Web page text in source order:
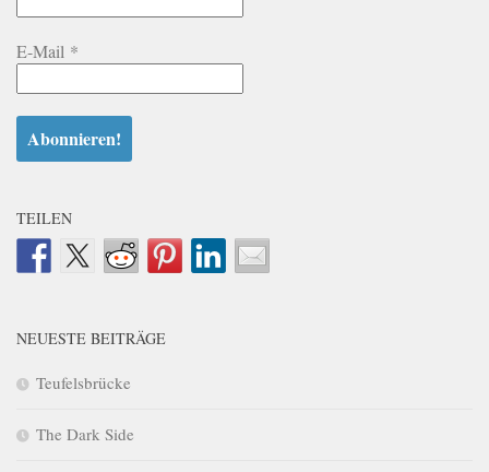
E-Mail *
TEILEN
NEUESTE BEITRÄGE
Teufelsbrücke
The Dark Side